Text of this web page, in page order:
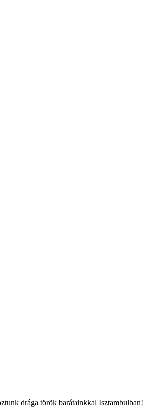
drága török barátainkkal Isztambulban!